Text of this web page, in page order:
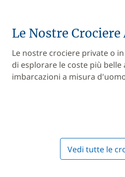
Le Nostre Crociere
Le nostre crociere private o
di esplorare le coste più
imbarcazioni a misura
Vedi tutte le